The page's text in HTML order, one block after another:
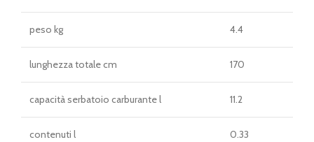
peso kg 4.4
lunghezza totale cm 170
capacità serbatoio carburante l 11.2
contenuti l 0.33